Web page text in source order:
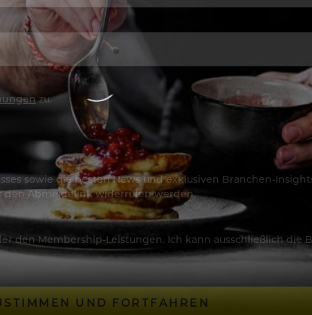
zu.
sowie die besten News und exklusiven Branchen-
den Abmeldelink widerrufen werden.
den Membership-Leistungen. Ich kann ausschließlich die
UND FORTFAHREN